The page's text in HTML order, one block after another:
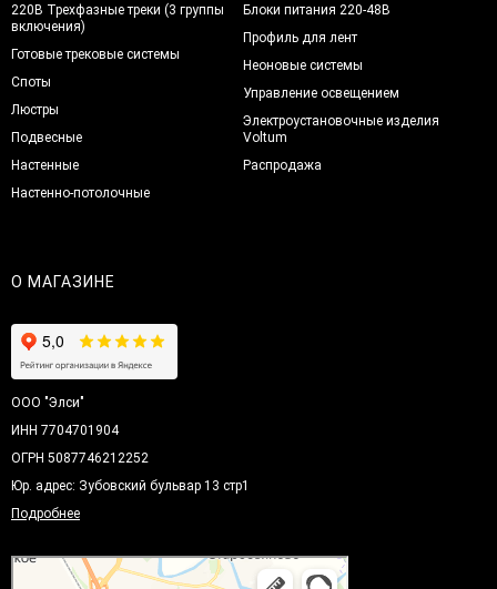
220В Трехфазные треки (3 группы
включения)
Готовые трековые системы
Споты
Люстры
Подвесные
Настенные
Настенно-потолочные
Блоки питания 220-48В
Профиль для лент
Неоновые системы
Управление освещением
Электроустановочные изделия
Voltum
Распродажа
О МАГАЗИНЕ
ООО "Элси"
ИНН 7704701904
ОГРН 5087746212252
Юр. адрес: Зубовский бульвар 13 стр1
Подробнее